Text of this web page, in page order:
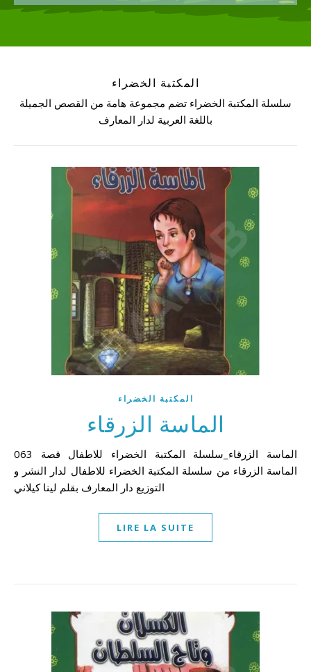
المكتبة الخضراء
سلسلة المكتبة الخضراء تضم مجموعة هامة من القصص الجميلة
باللغة العربية لدار المعارف
المكتبة الخضراء
الماسة الزرقاء
063 الماسة الزرقاء_سلسلة المكتبة الخضراء للاطفال قصة
الماسة الزرقاء من سلسلة المكتبة الخضراء للاطفال لدار النشر و
LIRE LA SUITE